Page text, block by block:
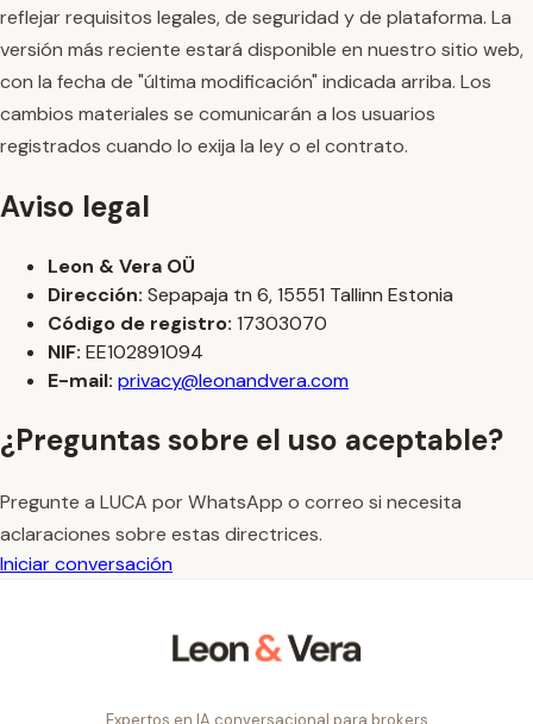
reflejar requisitos legales, de seguridad y de plataforma. La
versión más reciente estará disponible en nuestro sitio web,
con la fecha de "última modificación" indicada arriba. Los
cambios materiales se comunicarán a los usuarios
registrados cuando lo exija la ley o el contrato.
Aviso legal
Leon & Vera OÜ
Dirección: Sepapaja tn 6, 15551 Tallinn Estonia
Código de registro: 17303070
NIF: EE102891094
E-mail: privacy@leonandvera.com
¿Preguntas sobre el uso aceptable?
Pregunte a LUCA por WhatsApp o correo si necesita
aclaraciones sobre estas directrices.
Iniciar conversación